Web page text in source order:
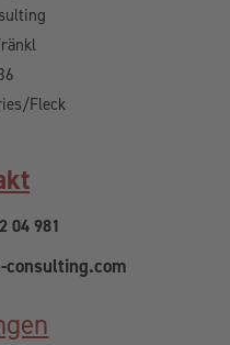
Fleck
04 981
consulting.com